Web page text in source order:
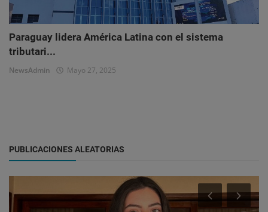
Paraguay lidera América Latina con el sistema
tributari...
NewsAdmin Mayo 27, 2025
PUBLICACIONES ALEATORIAS